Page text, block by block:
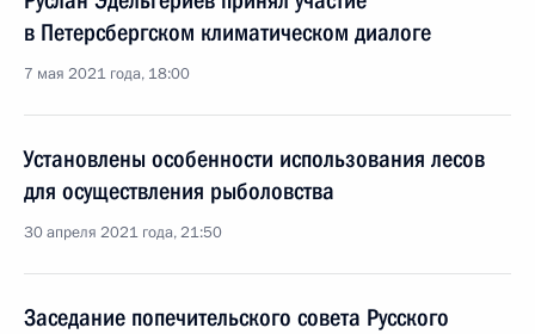
в Петерсбергском климатическом диалоге
7 мая 2021 года, 18:00
Установлены особенности использования лесов
для осуществления рыболовства
30 апреля 2021 года, 21:50
Заседание попечительского совета Русского